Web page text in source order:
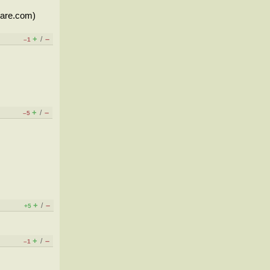
–1 + / –
–5 + / –
+5 + / –
–1 + / –